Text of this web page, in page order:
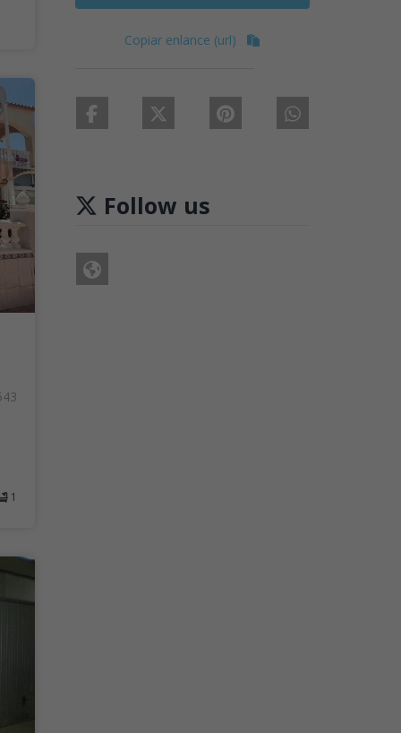
1
Copiar enlance (url)
Follow us